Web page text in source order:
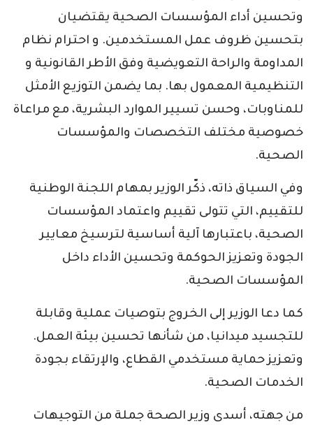
وتحسين أداء المؤسسات الصحية يقتضيان
بتحسين ظروف عمل المستخدمين. و احترام نظام
المداومة والراحة التعويضية وفق الأطر القانونية و
التنظيمية المعمول بها. بما يضمن التوزيع الأمثل
للمناوبات، وحسن تسيير الموارد البشرية، مع مراعاة
خصوصية مختلف التخصصات والمؤسسات
الصحية.
وفي السياق ذاته، ذكّر الوزير بمهام اللجنة الوطنية
للتقييم، التي تتولى تقييم واعتماد المؤسسات
الصحية، باعتبارها آلية أساسية لترسيخ معايير
الجودة وتعزيز الحوكمة وتحسين الأداء داخل
المؤسسات الصحية.
كما دعا الوزير إلى الخروج بتوصيات عملية وقابلة
للتجسيد ميدانيا، من شأنها تحسين بيئة العمل.
وتعزيز حماية مستخدمي القطاع، والإرتقاء بجودة
الخدمات الصحية.
من جهته، أسدى وزير الصحة جملة من التوجيهات